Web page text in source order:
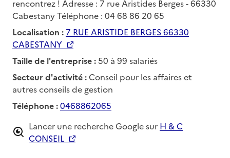
rencontrez ! Adresse : 7 rue Aristides Berges - 66330
Cabestany Téléphone : 04 68 86 20 65
Localisation : 7 RUE ARISTIDE BERGES 66330
CABESTANY
Taille de l'entreprise : 50 à 99 salariés
Secteur d'activité : Conseil pour les affaires et
autres conseils de gestion
Téléphone :0468862065
Lancer une recherche Google sur H & C
CONSEIL